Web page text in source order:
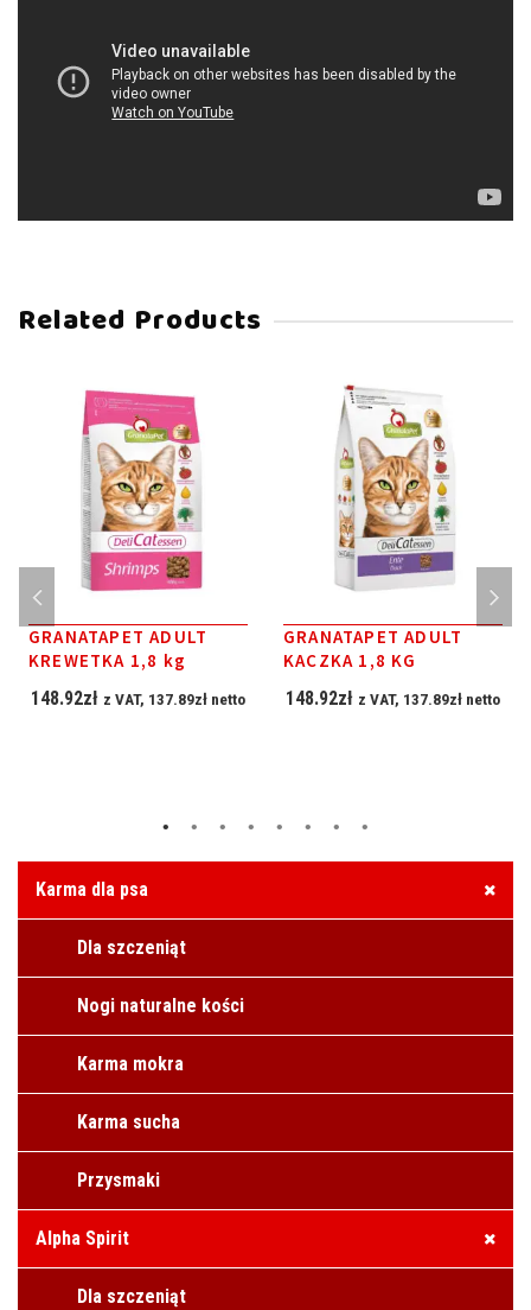
Related Products
GRANATAPET ADULT
KREWETKA 1,8 kg
148.92zł z VAT, 137.89zł netto
GRANATAPET ADULT
KACZKA 1,8 KG
148.92zł z VAT, 137.89zł netto
Karma dla psa
Dla szczeniąt
Nogi naturalne kości
Karma mokra
Karma sucha
Przysmaki
Alpha Spirit
Dla szczeniąt